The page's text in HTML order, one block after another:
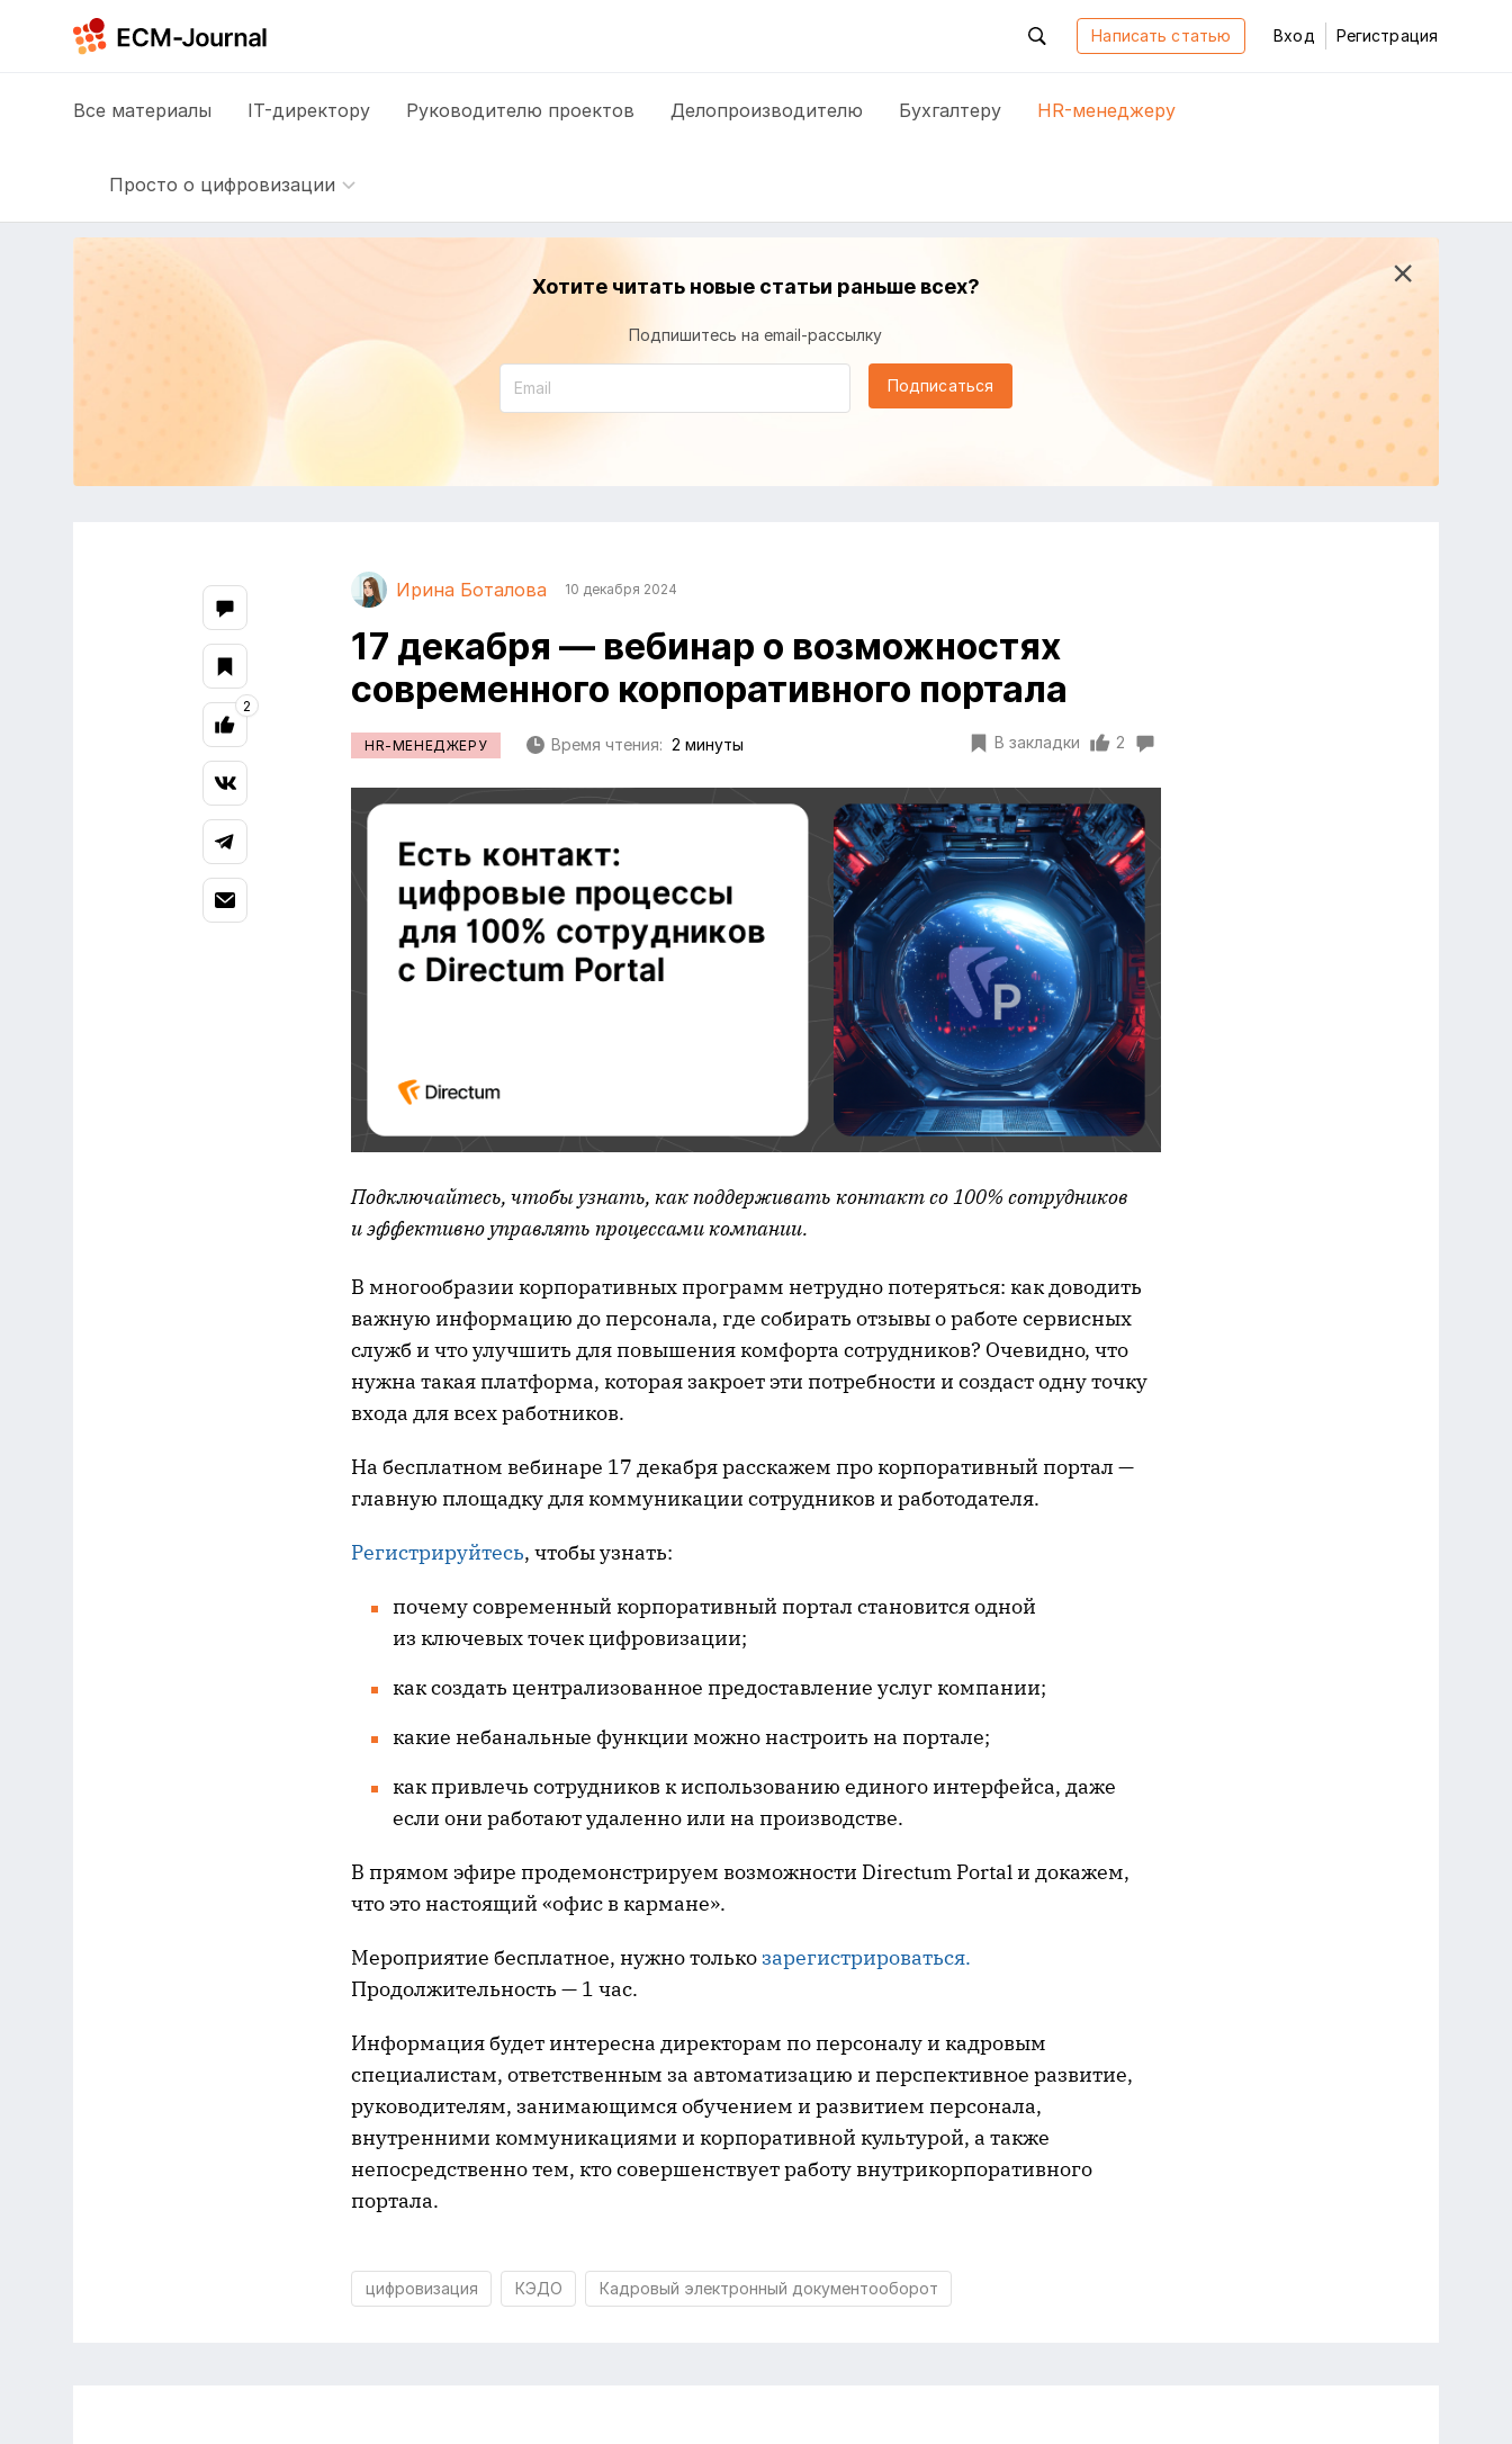
Написать статью Вход Регистрация
Все материалы IT-директору Руководителю проектов Делопроизводителю Бухгалтеру HR-менеджеру
Просто о цифровизации
Хотите читать новые статьи раньше всех?
Подпишитесь на email-рассылку
Подписаться
Ирина Боталова 10 декабря 2024
17 декабря — вебинар о возможностях
современного корпоративного портала
HR-МЕНЕДЖЕРУ Время чтения: 2 минуты В закладки 2
Подключайтесь, чтобы узнать, как поддерживать контакт со 100% сотрудников
и эффективно управлять процессами компании.
В многообразии корпоративных программ нетрудно потеряться: как доводить
важную информацию до персонала, где собирать отзывы о работе сервисных
служб и что улучшить для повышения комфорта сотрудников? Очевидно, что
нужна такая платформа, которая закроет эти потребности и создаст одну точку
входа для всех работников.
На бесплатном вебинаре 17 декабря расскажем про корпоративный портал —
главную площадку для коммуникации сотрудников и работодателя.
Регистрируйтесь, чтобы узнать:
почему современный корпоративный портал становится одной
из ключевых точек цифровизации;
как создать централизованное предоставление услуг компании;
какие небанальные функции можно настроить на портале;
как привлечь сотрудников к использованию единого интерфейса, даже
если они работают удаленно или на производстве.
В прямом эфире продемонстрируем возможности Directum Portal и докажем,
что это настоящий «офис в кармане».
Мероприятие бесплатное, нужно только зарегистрироваться.
Продолжительность — 1 час.
Информация будет интересна директорам по персоналу и кадровым
специалистам, ответственным за автоматизацию и перспективное развитие,
руководителям, занимающимся обучением и развитием персонала,
внутренними коммуникациями и корпоративной культурой, а также
непосредственно тем, кто совершенствует работу внутрикорпоративного
портала.
цифровизация КЭДО Кадровый электронный документооборот
2